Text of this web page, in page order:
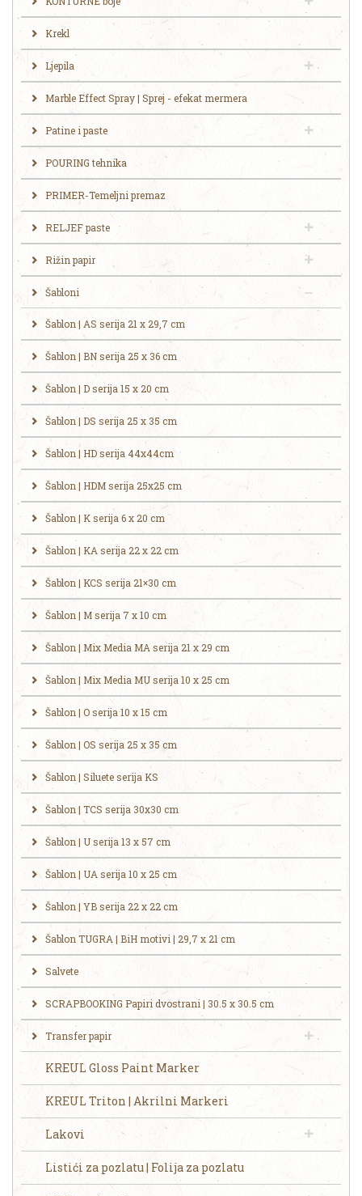
Krekl
Ljepila
Marble Effect Spray | Sprej - efekat mermera
Patine i paste
POURING tehnika
PRIMER-Temeljni premaz
RELJEF paste
Rižin papir
Šabloni
Šablon | AS serija 21 x 29,7 cm
Šablon | BN serija 25 x 36 cm
Šablon | D serija 15 x 20 cm
Šablon | DS serija 25 x 35 cm
Šablon | HD serija 44x44cm
Šablon | HDM serija 25x25 cm
Šablon | K serija 6 x 20 cm
Šablon | KA serija 22 x 22 cm
Šablon | KCS serija 21×30 cm
Šablon | M serija 7 x 10 cm
Šablon | Mix Media MA serija 21 x 29 cm
Šablon | Mix Media MU serija 10 x 25 cm
Šablon | O serija 10 x 15 cm
Šablon | OS serija 25 x 35 cm
Šablon | Siluete serija KS
Šablon | TCS serija 30x30 cm
Šablon | U serija 13 x 57 cm
Šablon | UA serija 10 x 25 cm
Šablon | YB serija 22 x 22 cm
Šablon TUGRA | BiH motivi | 29,7 x 21 cm
Salvete
SCRAPBOOKING Papiri dvostrani | 30.5 x 30.5 cm
Transfer papir
KREUL Gloss Paint Marker
KREUL Triton | Akrilni Markeri
Lakovi
Listići za pozlatu | Folija za pozlatu